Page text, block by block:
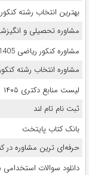
بهترین انتخاب رشته کنکور
مشاوره تحصیلی و
مشاوره کنکور ریاضی 1405
مشاوره انتخاب رشته کنکور
لیست منابع دکتری ۱۴۰۵
ثبت نام تام لند
بانک کتاب پایتخت
حرفه‌ای ترین مشاوره در
دانلود سوالات